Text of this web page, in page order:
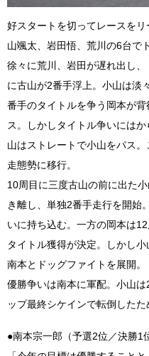
好スタートを切ってレースを
山颯太、岩田悟、荒川の6台で
徐々に荒川、岩田が遅れ出し
に古山が2番手浮上。小山は淡
番手のタイトルを争う岡本が
ス。しかしタイトル争いには
山はストレートで小山をパス
走態勢に移行。
10周目に三度古山の前に出た
き離し、単独2番手走行を開始
いに持ち込む。一方の岡本は
タイトル獲得が決定。しかし
南本とドッグファイトを展開。
優勝争いは南本に軍配。小山
ップ最終シケインで転倒した
●南本宗一郎（予選2位／決勝1